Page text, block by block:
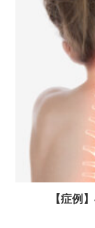
【症例